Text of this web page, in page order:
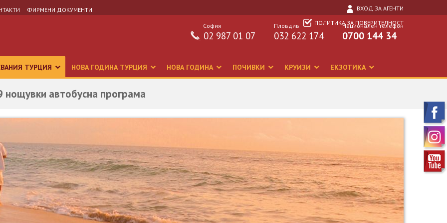
ФИРМЕНИ ДОКУМЕНТИ
ВХОД ЗА АГЕНТИ
ПОЛИТИКА ЗА ПОВЕРИТЕЛНОСТ
Национален телефон
0700 144 34
Пловдив
032 622 174
София
02 987 01 07
ТУРЦИЯ НОВА ГОДИНА ТУРЦИЯ НОВА ГОДИНА ПОЧИВКИ КРУИЗИ ЕКЗОТИКА
автобусна програма